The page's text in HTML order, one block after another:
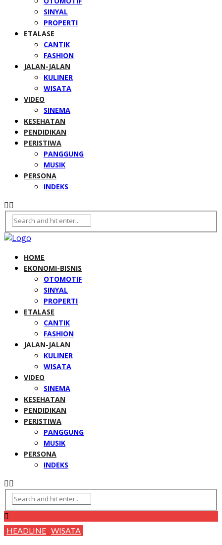
SINYAL
PROPERTI
ETALASE
CANTIK
FASHION
JALAN-JALAN
KULINER
WISATA
VIDEO
SINEMA
KESEHATAN
PENDIDIKAN
PERISTIWA
PANGGUNG
MUSIK
PERSONA
INDEKS
HOME
EKONOMI-BISNIS
OTOMOTIF
SINYAL
PROPERTI
ETALASE
CANTIK
FASHION
JALAN-JALAN
KULINER
WISATA
VIDEO
SINEMA
KESEHATAN
PENDIDIKAN
PERISTIWA
PANGGUNG
MUSIK
PERSONA
INDEKS
HEADLINE WISATA